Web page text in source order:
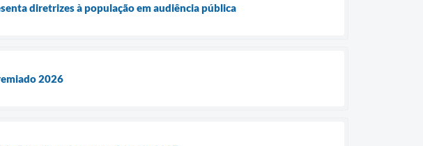
diretrizes à população em audiência pública
2026